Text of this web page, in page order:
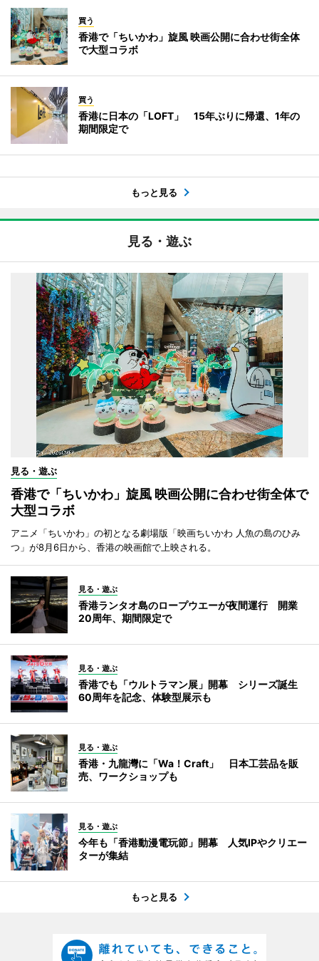
買う
香港で「ちいかわ」旋風 映画公開に合わせ街全体
で大型コラボ
買う
香港に日本の「LOFT」 15年ぶりに帰還、1年の
期間限定で
もっと見る
見る・遊ぶ
見る・遊ぶ
香港で「ちいかわ」旋風 映画公開に合わせ街全体で
大型コラボ
アニメ「ちいかわ」の初となる劇場版「映画ちいかわ 人魚の島のひみ
つ」が8月6日から、香港の映画館で上映される。
見る・遊ぶ
香港ランタオ島のロープウエーが夜間運行 開業
20周年、期間限定で
見る・遊ぶ
香港でも「ウルトラマン展」開幕 シリーズ誕生
60周年を記念、体験型展示も
見る・遊ぶ
香港・九龍灣に「Wa！Craft」 日本工芸品を販
売、ワークショップも
見る・遊ぶ
今年も「香港動漫電玩節」開幕 人気IPやクリエー
ターが集結
もっと見る